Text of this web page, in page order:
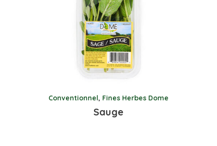
Conventionnel, Fines Herbes Dome
Sauge